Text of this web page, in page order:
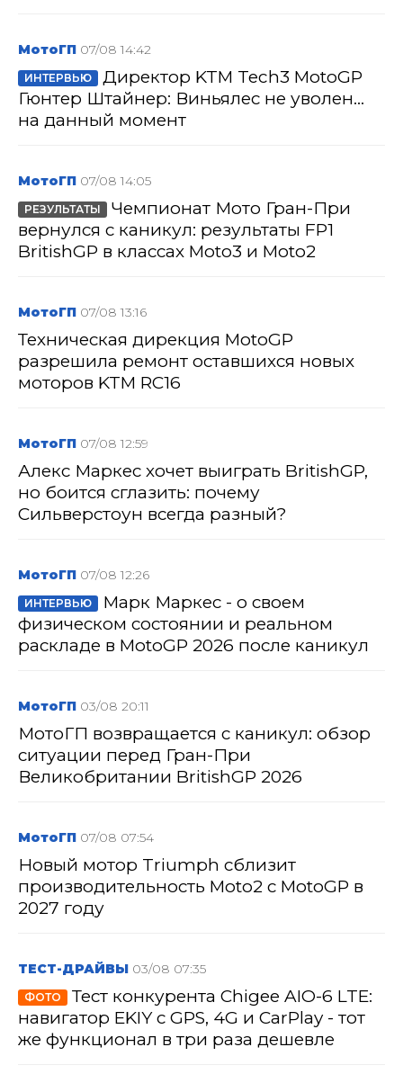
МотоГП 07/08 14:42
ИНТЕРВЬЮ
Директор KTM Tech3 MotoGP
Гюнтер Штайнер: Виньялес не уволен...
на данный момент
МотоГП 07/08 14:05
РЕЗУЛЬТАТЫ
Чемпионат Мото Гран-При
вернулся с каникул: результаты FP1
BritishGP в классах Moto3 и Moto2
МотоГП 07/08 13:16
Техническая дирекция MotoGP
разрешила ремонт оставшихся новых
моторов KTM RC16
МотоГП 07/08 12:59
Алекс Маркес хочет выиграть BritishGP,
но боится сглазить: почему
Сильверстоун всегда разный?
МотоГП 07/08 12:26
ИНТЕРВЬЮ
Марк Маркес - о своем
физическом состоянии и реальном
раскладе в MotoGP 2026 после каникул
МотоГП 03/08 20:11
МотоГП возвращается с каникул: обзор
ситуации перед Гран-При
Великобритании BritishGP 2026
МотоГП 07/08 07:54
Новый мотор Triumph сблизит
производительность Moto2 с MotoGP в
2027 году
ТЕСТ-ДРАЙВЫ 03/08 07:35
ФОТО
Тест конкурента Chigee AIO-6 LTE:
навигатор EKIY с GPS, 4G и CarPlay - тот
же функционал в три раза дешевле